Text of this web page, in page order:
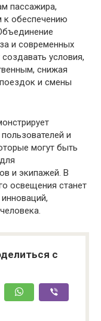
пассажира,
к обеспечению
и современных
условия,
снижая
и смены
и
могут быть
и экипажей. В
освещения станет
с